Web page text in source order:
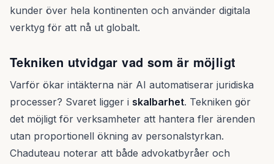
kunder över hela kontinenten och använder digitala
verktyg för att nå ut globalt.
Tekniken utvidgar vad som är möjligt
Varför ökar intäkterna när AI automatiserar juridiska
processer? Svaret ligger i skalbarhet. Tekniken gör
det möjligt för verksamheter att hantera fler ärenden
utan proportionell ökning av personalstyrkan.
Chaduteau noterar att både advokatbyråer och